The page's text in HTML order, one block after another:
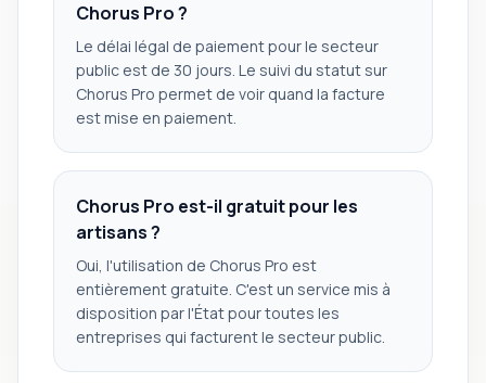
Chorus Pro ?
Le délai légal de paiement pour le secteur
public est de 30 jours. Le suivi du statut sur
Chorus Pro permet de voir quand la facture
est mise en paiement.
Chorus Pro est-il gratuit pour les
artisans ?
Oui, l'utilisation de Chorus Pro est
entièrement gratuite. C'est un service mis à
disposition par l'État pour toutes les
entreprises qui facturent le secteur public.